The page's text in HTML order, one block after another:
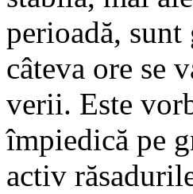
perioadă, sunt
câteva ore se
verii. Este
împiedică pe
activ